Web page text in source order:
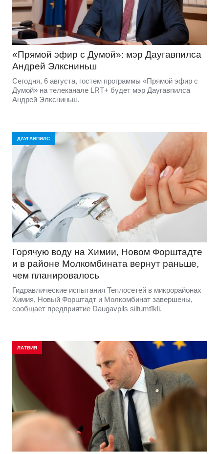
«Прямой эфир с Думой»: мэр Даугавпилса
Андрей Элксниньш
Сегодня, 6 августа, гостем программы «Прямой эфир с
Думой» на телеканале LRT+ будет мэр Даугавпилса
Андрей Элксниньш.
ДАУГАВПИЛС
Горячую воду на Химии, Новом Форштадте
и в районе Молкомбината вернут раньше,
чем планировалось
Гидравлические испытания Теплосетей в микрорайонах
Химия, Новый Форштадт и Молкомбинат завершены,
сообщает предприятие Daugavpils siltumtīkli.
ЛАТВИЯ